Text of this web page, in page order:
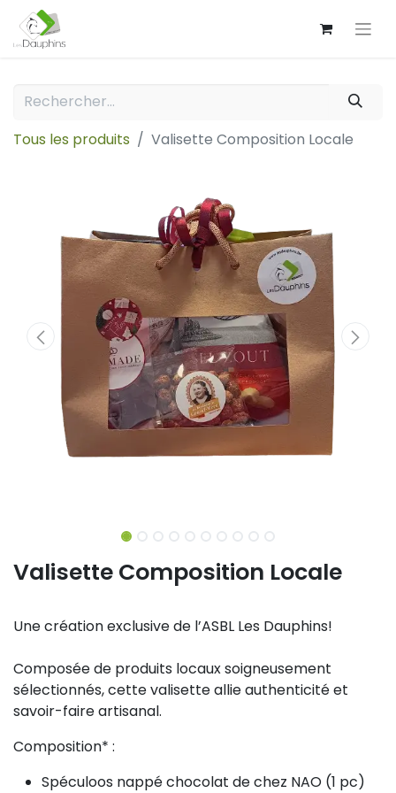
Tous les produits Valisette Composition Locale
Valisette Composition Locale
Une création exclusive de l’ASBL Les Dauphins!
Composée de produits locaux soigneusement
sélectionnés, cette valisette allie authenticité et
savoir-faire artisanal.
Composition* :
Spéculoos nappé chocolat de chez NAO (1 pc)